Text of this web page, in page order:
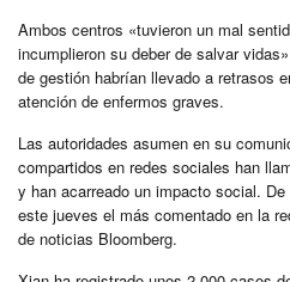
Ambos centros «tuvieron un mal
incumplieron su deber de salvar
de gestión habrían llevado a retrasos
atención de enfermos graves.
Las autoridades asumen en su
compartidos en redes sociales han
y han acarreado un impacto social.
este jueves el más comentado en la
de noticias Bloomberg.